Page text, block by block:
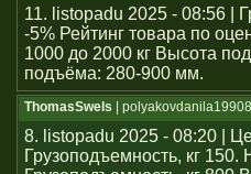
11. listopadu 2025 - 08:56 |
-5% Рейтинг товара по
1000 до 2000 кг Высота
подъёма: 280-900 мм.
ThomasSwels |
8. listopadu 2025 - 08:20 |
Грузоподъемность, кг